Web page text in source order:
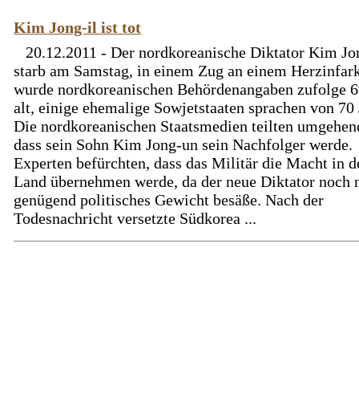
Kim Jong-il ist tot
20.12.2011 - Der nordkoreanische Diktator Kim
starb am Samstag, in einem Zug an einem
wurde nordkoreanischen Behördenangaben zufolge
alt, einige ehemalige Sowjetstaaten sprachen von 70
Die nordkoreanischen Staatsmedien teilten
dass sein Sohn Kim Jong-un sein Nachfolger werde.
Experten befürchten, dass das Militär die Macht in
Land übernehmen werde, da der neue Diktator noch
genügend politisches Gewicht besäße. Nach der
Todesnachricht versetzte Südkorea ...